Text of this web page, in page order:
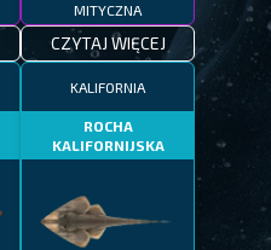
MITYCZNA
CZYTAJ WIĘCEJ
KALIFORNIA
ROCHA
KALIFORNIJSKA